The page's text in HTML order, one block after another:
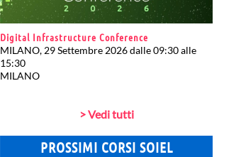
Digital Infrastructure Conference
MILANO, 29 Settembre 2026 dalle 09:30 alle
15:30
MILANO
> Vedi tutti
PROSSIMI CORSI SOIEL